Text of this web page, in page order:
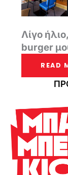
Λίγο
burger
READ